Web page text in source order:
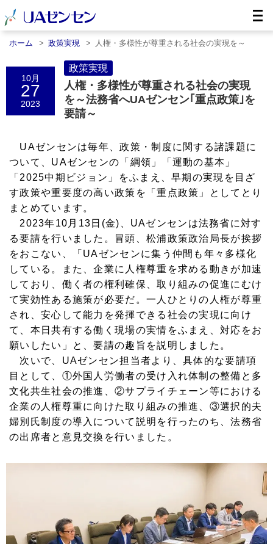
ホーム 政策実現
人権・多様性が尊重される社会の実現を～
10月
27
2023
政策実現
人権・多様性が尊重される社会の実現
を～法務省へUAゼンセン｢重点政策｣を
要請～
UAゼンセンは毎年、政策・制度に関する諸課題に
ついて、UAゼンセンの「綱領」「運動の基本」
「2025中期ビジョン」をふまえ、早期の実現を目ざ
す政策や重要度の高い政策を「重点政策」としてとり
まとめています。
2023年10月13日(金)、UAゼンセンは法務省に対す
る要請を行いました。冒頭、松浦政策政治局長が挨拶
をおこない、「UAゼンセンに集う仲間も年々多様化
している。また、企業に人権尊重を求める動きが加速
しており、働く者の権利確保、取り組みの促進にむけ
て実効性ある施策が必要だ。一人ひとりの人権が尊重
され、安心して能力を発揮できる社会の実現に向け
て、本日共有する働く現場の実情をふまえ、対応をお
願いしたい」と、要請の趣旨を説明しました。
次いで、UAゼンセン担当者より、具体的な要請項
目として、①外国人労働者の受け入れ体制の整備と多
文化共生社会の推進、②サプライチェーン等における
企業の人権尊重に向けた取り組みの推進、③選択的夫
婦別氏制度の導入について説明を行ったのち、法務省
の出席者と意見交換を行いました。